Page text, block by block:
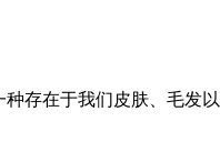
存在于我们皮肤、毛发